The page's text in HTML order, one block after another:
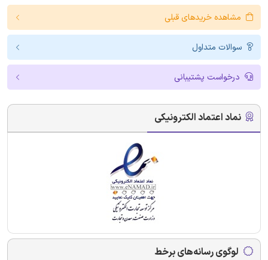
مشاهده خریدهای قبلی
سوالات متداول
درخواست پشتیبانی
نماد اعتماد الکترونیکی
لوگوی رسانه‌های برخط